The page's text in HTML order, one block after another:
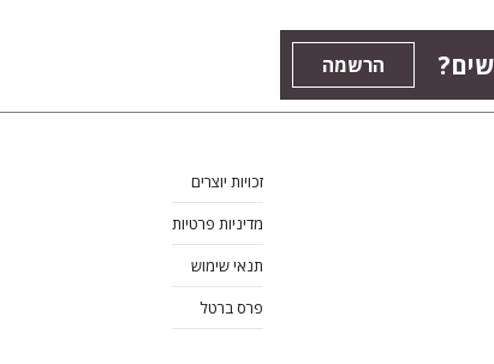
הרשמה
זכויות יוצרים
מדיניות פרטיות
תנאי שימוש
פרס ברטל